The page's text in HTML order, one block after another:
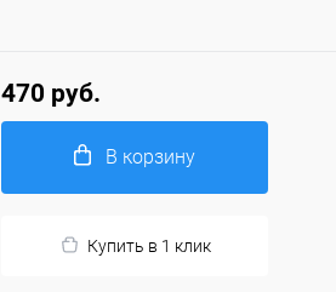
470 руб.
В корзину
Купить в 1 клик